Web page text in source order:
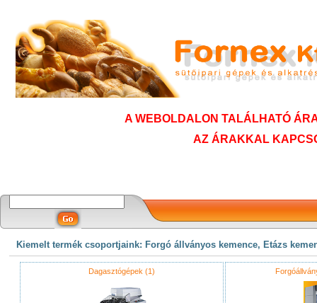
A WEBOLDALON TALÁLHATÓ
AZ ÁRAKKAL
Kiemelt termék csoportjaink: Forgó állványos kemence, Etázs
Dagasztógépek (1)